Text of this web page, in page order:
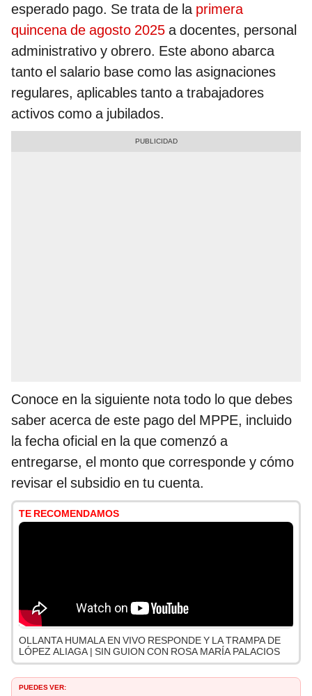
esperado pago. Se trata de la primera
quincena de agosto 2025 a docentes, personal
administrativo y obrero. Este abono abarca
tanto el salario base como las asignaciones
regulares, aplicables tanto a trabajadores
activos como a jubilados.
Conoce en la siguiente nota todo lo que debes
saber acerca de este pago del MPPE, incluido
la fecha oficial en la que comenzó a
entregarse, el monto que corresponde y cómo
revisar el subsidio en tu cuenta.
TE RECOMENDAMOS
OLLANTA HUMALA EN VIVO RESPONDE Y LA TRAMPA DE
LÓPEZ ALIAGA | SIN GUION CON ROSA MARÍA PALACIOS
PUEDES VER: